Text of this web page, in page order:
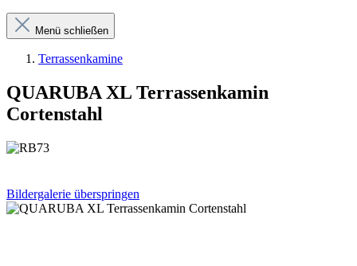
Menü schließen
Terrassenkamine
QUARUBA XL Terrassenkamin
Cortenstahl
Bildergalerie überspringen